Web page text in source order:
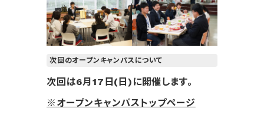
次回のオープンキャンパスについて
次回は6月17日(日)に開催します。
※オープンキャンパストップページ